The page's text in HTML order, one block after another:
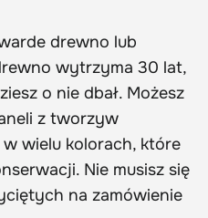
drewno lub
wytrzyma 30 lat,
o nie dbał. Możesz
z tworzyw
wielu kolorach, które
Nie musisz się
na zamówienie